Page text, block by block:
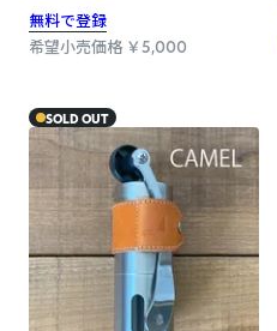
無料で登録
希望小売価格 ￥5,000
SOLD OUT